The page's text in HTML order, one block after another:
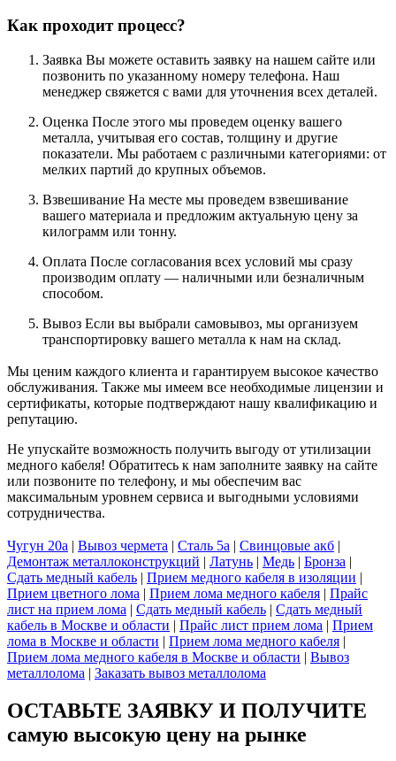
Как проходит процесс?
Заявка Вы можете оставить заявку на нашем сайте или
позвонить по указанному номеру телефона. Наш
менеджер свяжется с вами для уточнения всех деталей.
Оценка После этого мы проведем оценку вашего
металла, учитывая его состав, толщину и другие
показатели. Мы работаем с различными категориями: от
мелких партий до крупных объемов.
Взвешивание На месте мы проведем взвешивание
вашего материала и предложим актуальную цену за
килограмм или тонну.
Оплата После согласования всех условий мы сразу
производим оплату — наличными или безналичным
способом.
Вывоз Если вы выбрали самовывоз, мы организуем
транспортировку вашего металла к нам на склад.
Мы ценим каждого клиента и гарантируем высокое качество
обслуживания. Также мы имеем все необходимые лицензии и
сертификаты, которые подтверждают нашу квалификацию и
репутацию.
Не упускайте возможность получить выгоду от утилизации
медного кабеля! Обратитесь к нам заполните заявку на сайте
или позвоните по телефону, и мы обеспечим вас
максимальным уровнем сервиса и выгодными условиями
сотрудничества.
Чугун 20а | Вывоз чермета | Сталь 5а | Свинцовые акб |
Демонтаж металлоконструкций | Латунь | Медь | Бронза |
Сдать медный кабель | Прием медного кабеля в изоляции |
Прием цветного лома | Прием лома медного кабеля | Прайс
лист на прием лома | Сдать медный кабель | Сдать медный
кабель в Москве и области | Прайс лист прием лома | Прием
лома в Москве и области | Прием лома медного кабеля |
Прием лома медного кабеля в Москве и области | Вывоз
металлолома | Заказать вывоз металлолома
ОСТАВЬТЕ ЗАЯВКУ И ПОЛУЧИТЕ
самую высокую цену на рынке